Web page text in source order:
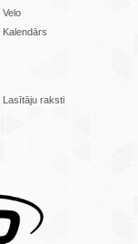
Velo
Kalendārs
Lasītāju raksti